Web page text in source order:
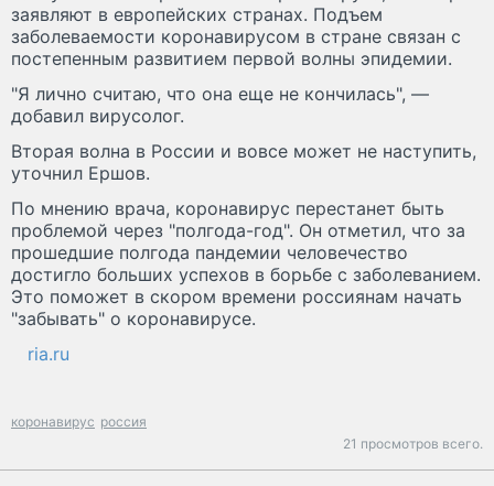
заявляют в европейских странах. Подъем
заболеваемости коронавирусом в стране связан с
постепенным развитием первой волны эпидемии.
"Я лично считаю, что она еще не кончилась", —
добавил вирусолог.
Вторая волна в России и вовсе может не наступить,
уточнил Ершов.
По мнению врача, коронавирус перестанет быть
проблемой через "полгода-год". Он отметил, что за
прошедшие полгода пандемии человечество
достигло больших успехов в борьбе с заболеванием.
Это поможет в скором времени россиянам начать
"забывать" о коронавирусе.
ria.ru
коронавирус россия
21 просмотров всего.